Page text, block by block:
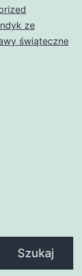
ze
świąteczne
Szukaj